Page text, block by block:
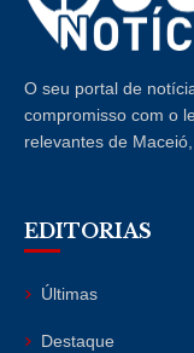
O seu portal de
compromisso com o
relevantes de
EDITORIAS
Últimas
Destaque